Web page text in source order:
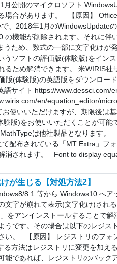
月公開のマイクロソフト
場合があります。 【原因】
、2018年1月のWindowsUpdate
の機能が削除されます。それに伴
ため、数式の一部に文字化けが
ソフトの評価版(体験版)をイン
ため解消できます。 米WIRIS社
版(体験版)の英語版をダウンロー
サイト https://www.dessci.com/
en/equation_editor/
使いいただけますが、期限後は
版)をお使いいただくことが可能
は他社製品となります。
配布されている「MT Extra」フ
消されます。 Font to display
が生じる【対処方法2】
8.1 等から Windows10 へア
文字が崩れて表示(文字化け)され
をアンインストールすることで解
うです。その場合は以下のレジス
い。 【原因】 レジストリのフォ
方法はレジストリに変更を加え
能であれば、レジストリのバック